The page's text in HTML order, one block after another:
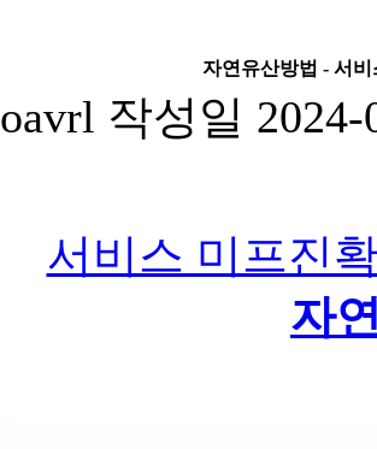
자연유산방법 - 서
oavrl 작성일
서비스 미프진
자